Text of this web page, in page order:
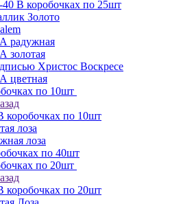
В коробочках по 25шт
Золото
радужная
золотая
Христос Воскресе
цветная
по 10шт
по 10шт
лоза
лоза
по 40шт
по 20шт
по 20шт